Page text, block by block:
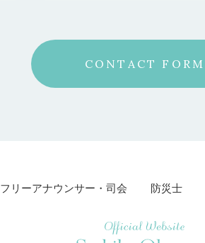
CONTACT FORM
フリーアナウンサー・司会 防災士